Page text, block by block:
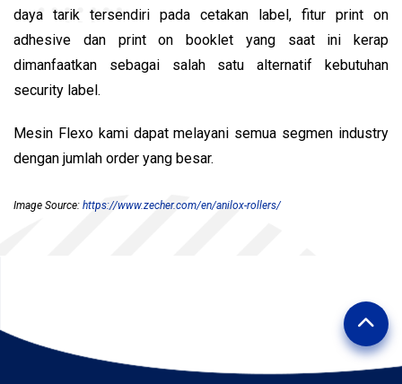
daya tarik tersendiri pada cetakan label, fitur print on
adhesive dan print on booklet yang saat ini kerap
dimanfaatkan sebagai salah satu alternatif kebutuhan
security label.
Mesin Flexo kami dapat melayani semua segmen industry
dengan jumlah order yang besar.
Image Source: https://www.zecher.com/en/anilox-rollers/